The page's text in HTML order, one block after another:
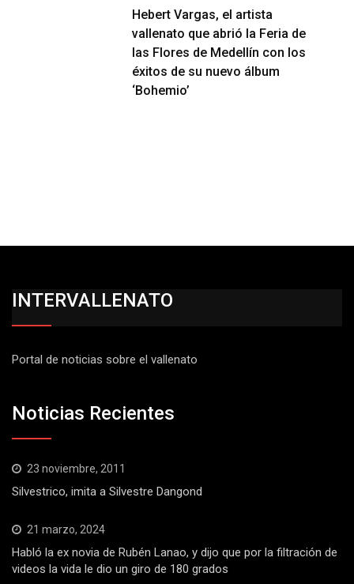
Hebert Vargas, el artista
vallenato que abrió la Feria de
las Flores de Medellín con los
éxitos de su nuevo álbum
‘Bohemio’
INTERVALLENATO
Portal de noticias sobre el vallenato
Noticias Recientes
23 noviembre, 2011
Silvestrico, imita a Silvestre Dangond
21 marzo, 2024
Habló la ex novia de Rubén Lanao, y dijo que por la filtración de
videos la vida le dio un giro de 180 grados